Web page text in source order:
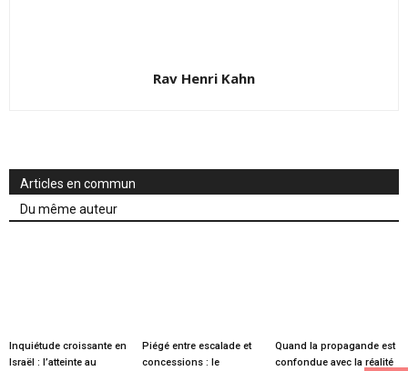
Rav Henri Kahn
Articles en commun
Du même auteur
Inquiétude croissante en
Israël : l’atteinte au
Piégé entre escalade et
concessions : le
Quand la propagande est
confondue avec la réalité